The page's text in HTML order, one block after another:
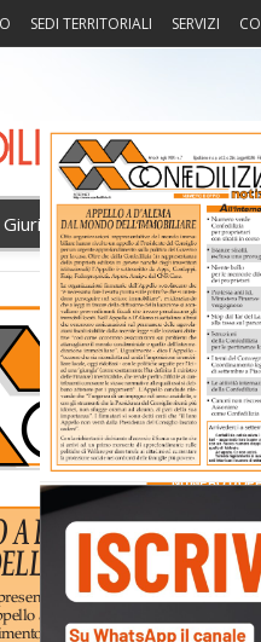
SEDI TERRITORIALI SERVIZI
Giurisprudenza Fisco